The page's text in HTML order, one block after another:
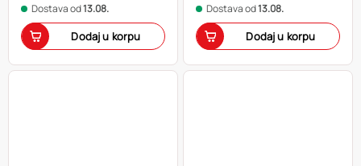
Dostava od13.08.
Dodaj u korpu
Dostava od13.08.
Dodaj u korpu